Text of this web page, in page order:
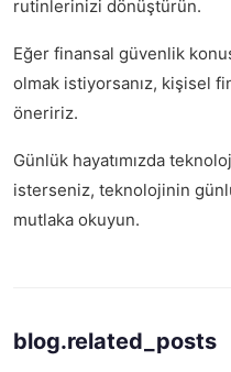
rutinlerinizi dönüştürün.
Eğer finansal güvenlik
olmak istiyorsanız, kişisel
öneririz.
Günlük hayatımızda
isterseniz, teknolojinin
mutlaka okuyun.
blog.related_posts